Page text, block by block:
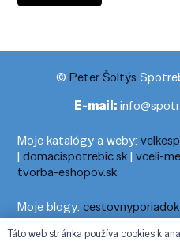
© Peter Šoltýs
E-mail:
Moje katalógy a weby:
|domacispotrebic.sk|vceli-
tvorba-eshopov.sk
Moje blogy:
telefonny-zoznam-podla-
dnesny-horoskop.sk|cestuj-
Táto web stránka používa cookies k